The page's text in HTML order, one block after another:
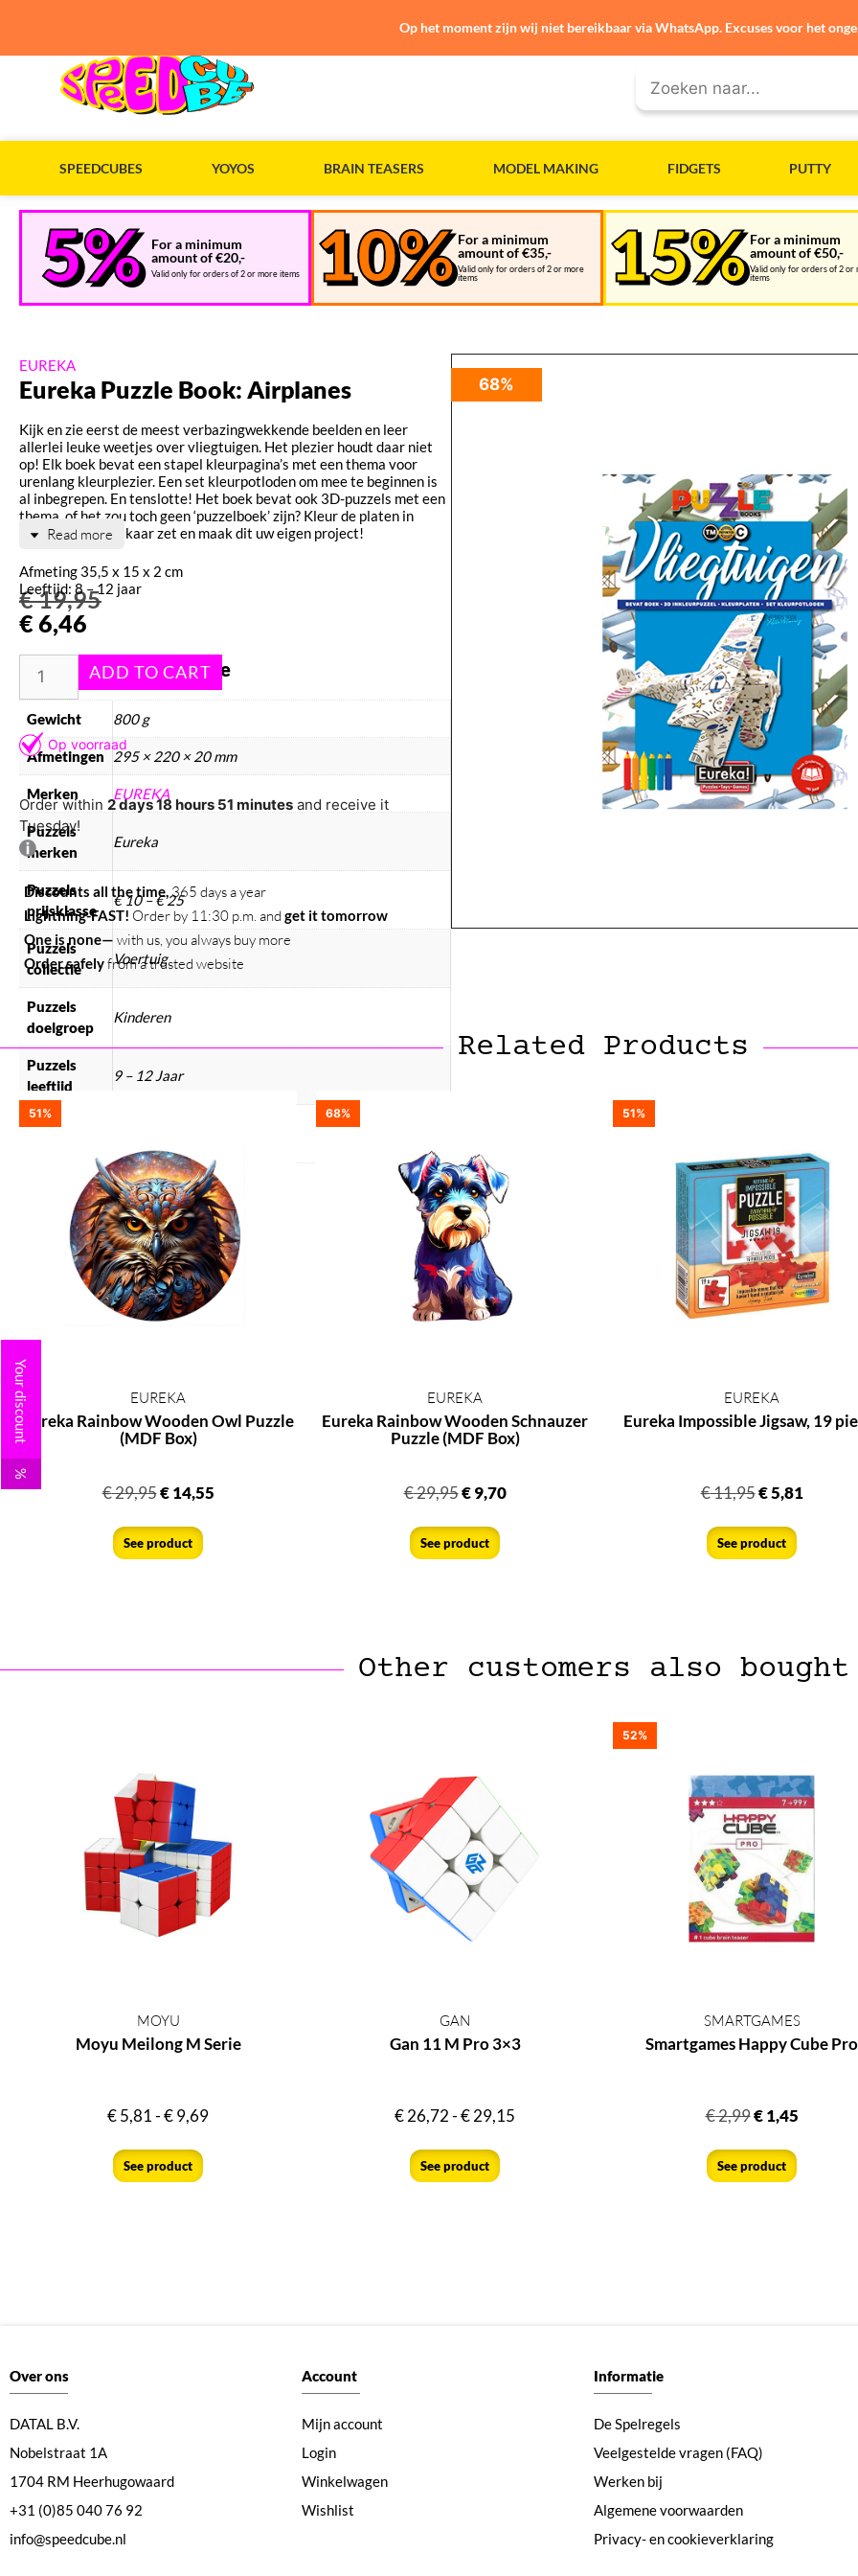
SPEEDCUBES YOYOS BRAIN TEASERS MODEL MAKING FIDGETS PUTTY
For a minimum
amount of €20,-
Valid only for orders of 2 or more items
For a minimum
amount of €35,-
Valid only for orders of 2 or more
items
For a minimum
amount of €50,-
Valid only for orders of 2 or
items
EUREKA
Eureka Puzzle Book: Airplanes
Kijk en zie eerst de meest verbazingwekkende beelden en leer
allerlei leuke weetjes over vliegtuigen. Het plezier houdt daar niet
op! Elk boek bevat een stapel kleurpagina’s met een thema voor
urenlang kleurplezier. Een set kleurpotloden om mee te beginnen is
al inbegrepen. En tenslotte! Het boek bevat ook 3D-puzzels met een
thema, of het zou toch geen ‘puzzelboek’ zijn? Kleur de platen in
voordat u ze in elkaar zet en maak dit uw eigen project!
Afmeting 35,5 x 15 x 2 cm
Leeftijd: 8 – 12 jaar
Aanvullende informatie
Gewicht 800 g
Afmetingen 295 × 220 × 20 mm
Merken EUREKA
Puzzels
merken
Eureka
Puzzels
prijsklasse
€ 10 – € 25
Puzzels
collectie
Voertuig
Puzzels
doelgroep
Kinderen
Puzzels
leeftijd
9 – 12 Jaar
Puzzel
Read more
€19,95
€ 6,46
Order within 2 days 18 hours 51 minutes and receive it
Tuesday!
Discounts all the time,365 days a year
Lightning-FAST! Order by 11:30 p.m. and get it tomorrow
One is none— with us, you always buy more
Order safelyfrom a trusted website
68%
Related Products
51%
EUREKA
Eureka Rainbow Wooden Owl Puzzle
(MDF Box)
€29,95€14,55
See product
68%
EUREKA
Eureka Rainbow Wooden Schnauzer
Puzzle (MDF Box)
€29,95€9,70
See product
51%
EUREKA
Eureka Impossible Jigsaw, 19
€11,95€5,81
See product
Other customers also bought
MOYU
Moyu Meilong M Serie
€5,81-€9,69
See product
GAN
Gan 11 M Pro 3×3
€26,72-€29,15
See product
52%
SMARTGAMES
Smartgames Happy Cube Pro
€2,99€1,45
See product
Over ons
DATAL B.V.
Nobelstraat 1A
1704 RM Heerhugowaard
+31 (0)85 040 76 92
info@speedcube.nl
Account
Mijn account
Login
Winkelwagen
Wishlist
Informatie
De Spelregels
Veelgestelde vragen (FAQ)
Werken bij
Algemene voorwaarden
Privacy- en cookieverklaring
Your discount
%
Op het moment zijn wij niet bereikbaar via WhatsApp. Excuses voor het